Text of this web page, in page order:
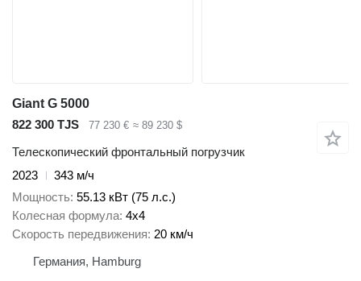
Giant G 5000
822 300 TJS
77 230 € ≈ 89 230 $
Телескопический фронтальный погрузчик
2023
343 м/ч
Мощность 55.13 кВт (75 л.с.)
Колесная формула 4x4
Скорость передвижения 20 км/ч
Германия, Hamburg